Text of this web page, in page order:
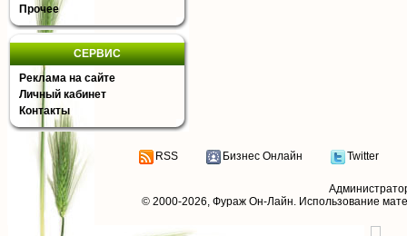
Прочее
СЕРВИС
Реклама на сайте
Личный кабинет
Контакты
RSS Бизнес Онлайн Twitter
© 2000-2026, Фураж Он-Лайн. Использование